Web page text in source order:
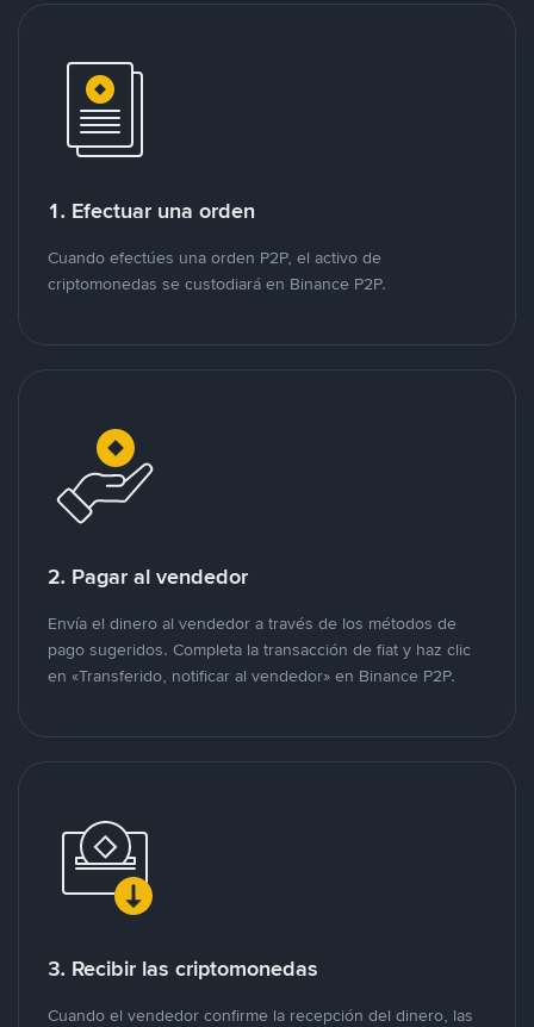
1. Efectuar una orden
Cuando efectúes una orden P2P, el activo de
criptomonedas se custodiará en Binance P2P.
2. Pagar al vendedor
Envía el dinero al vendedor a través de los métodos de
pago sugeridos. Completa la transacción de fiat y haz clic
en «Transferido, notificar al vendedor» en Binance P2P.
3. Recibir las criptomonedas
Cuando el vendedor confirme la recepción del dinero, las